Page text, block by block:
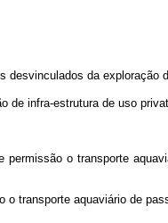
desvinculados da exploração
de infra-estrutura de uso
o transporte
o transporte aquaviário de